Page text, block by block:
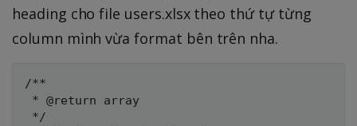
heading cho file users.xlsx theo thứ tự từng
column mình vừa format bên trên nha.
/**
* @return array
*/